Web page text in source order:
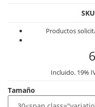
Productos
Incluido. 19%
Tamaño